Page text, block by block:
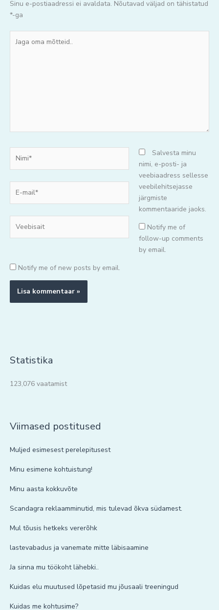
Sinu e-postiaadressi ei avaldata. Nõutavad väljad on tähistatud
*-ga
oma
mail*
Salvesta minu
nimi, e-posti- ja
veebiaadress sellesse
veebilehitsejasse
järgmiste
kommentaaride jaoks.
Notify me of
follow-up comments
by email.
Notify me of new posts by email.
Statistika
123,076 vaatamist
Viimased postitused
Muljed esimesest perelepitusest
Minu esimene kohtuistung!
Minu aasta kokkuvõte
Scandagra reklaamminutid, mis tulevad õkva südamest.
Mul tõusis hetkeks vererõhk
lastevabadus ja vanemate mitte läbisaamine
Ja sinna mu töökoht lähebki..
Kuidas elu muutused lõpetasid mu jõusaali treeningud
Kuidas me kohtusime?